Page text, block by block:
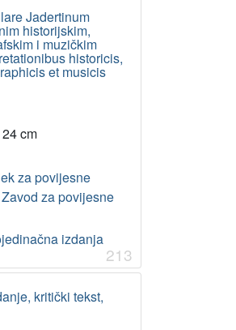
Jadertinum
historijskim,
i muzičkim
historicis,
et musicis
cm
za povijesne
Zavod za povijesne
izdanja
213
kritički tekst,